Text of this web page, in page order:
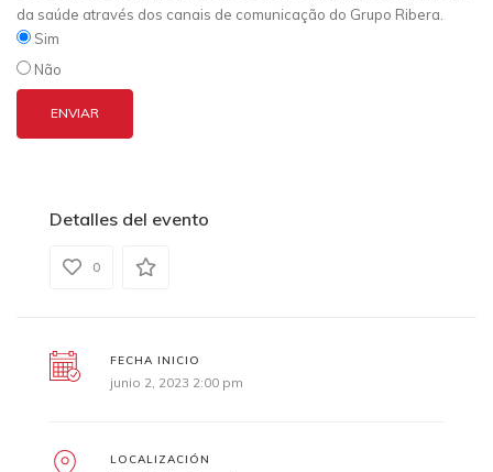
da saúde através dos canais de comunicação do Grupo Ribera.
Sim
Não
Detalles del evento
0
FECHA INICIO
junio 2, 2023 2:00 pm
LOCALIZACIÓN